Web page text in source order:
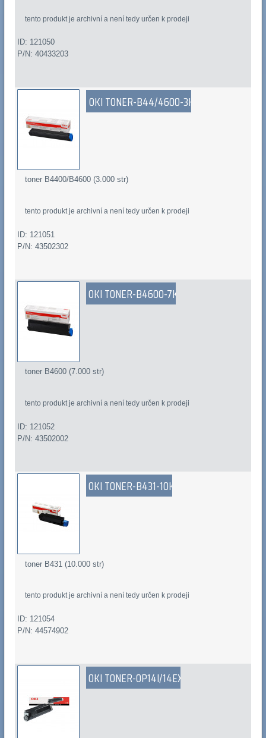
tento produkt je archivní a není tedy určen k prodeji
ID: 121050
P/N: 40433203
OKI TONER-B44/4600-3K
toner B4400/B4600 (3.000 str)
tento produkt je archivní a není tedy určen k prodeji
ID: 121051
P/N: 43502302
OKI TONER-B4600-7K
toner B4600 (7.000 str)
tento produkt je archivní a není tedy určen k prodeji
ID: 121052
P/N: 43502002
OKI TONER-B431-10K
toner B431 (10.000 str)
tento produkt je archivní a není tedy určen k prodeji
ID: 121054
P/N: 44574902
OKI TONER-OP14I/14EX